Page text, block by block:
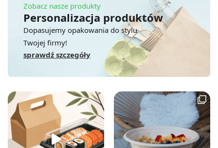
Zobacz nasze produkty
Personalizacja produktów
Dopasujemy opakowania do stylu
Twojej firmy!
sprawdź szczegóły